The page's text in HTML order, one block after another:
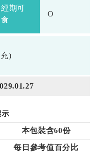
經期可
食
O
)
本包裝含60份
每日參考值百分比